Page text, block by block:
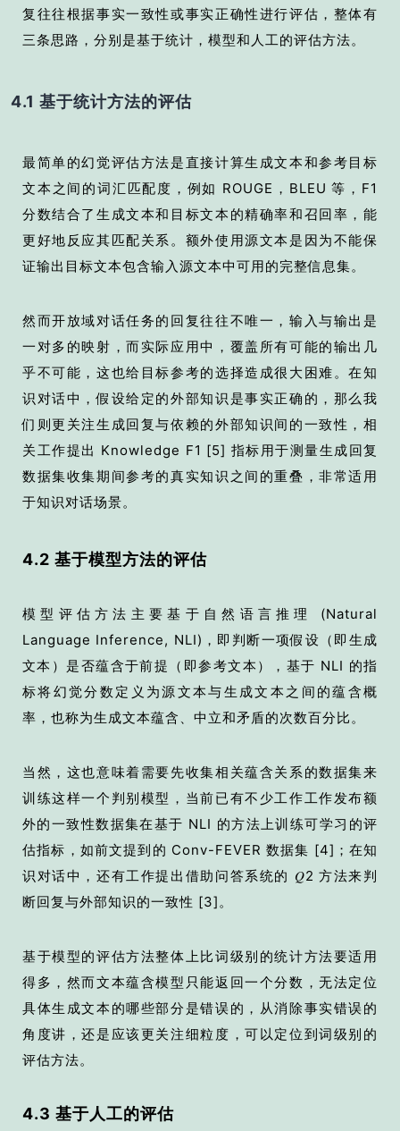
复往往根据事实一致性或事实正确性进行评估，整体有
三条思路，分别是基于统计，模型和人工的评估方法。
4.1 基于统计方法的评估
最简单的幻觉评估方法是直接计算生成文本和参考目标
文本之间的词汇匹配度，例如 ROUGE，BLEU 等，F1
分数结合了生成文本和目标文本的精确率和召回率，能
更好地反应其匹配关系。额外使用源文本是因为不能保
证输出目标文本包含输入源文本中可用的完整信息集。
然而开放域对话任务的回复往往不唯一，输入与输出是
一对多的映射，而实际应用中，覆盖所有可能的输出几
乎不可能，这也给目标参考的选择造成很大困难。在知
识对话中，假设给定的外部知识是事实正确的，那么我
们则更关注生成回复与依赖的外部知识间的一致性，相
关工作提出 Knowledge F1 [5] 指标用于测量生成回复
数据集收集期间参考的真实知识之间的重叠，非常适用
于知识对话场景。
4.2 基于模型方法的评估
模型评估方法主要基于自然语言推理 (Natural
Language Inference, NLI)，即判断一项假设（即生成
文本）是否蕴含于前提（即参考文本），基于 NLI 的指
标将幻觉分数定义为源文本与生成文本之间的蕴含概
率，也称为生成文本蕴含、中立和矛盾的次数百分比。
当然，这也意味着需要先收集相关蕴含关系的数据集来
训练这样一个判别模型，当前已有不少工作工作发布额
外的一致性数据集在基于 NLI 的方法上训练可学习的评
估指标，如前文提到的 Conv-FEVER 数据集 [4] ；在知
识对话中，还有工作提出借助问答系统的 𝑄2 方法来判
断回复与外部知识的一致性 [3]。
基于模型的评估方法整体上比词级别的统计方法要适用
得多，然而文本蕴含模型只能返回一个分数，无法定位
具体生成文本的哪些部分是错误的，从消除事实错误的
角度讲，还是应该更关注细粒度，可以定位到词级别的
评估方法。
4.3 基于人工的评估